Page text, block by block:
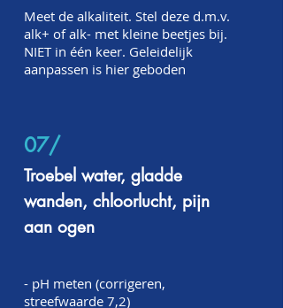
Meet de alkaliteit. Stel deze d.m.v.
alk+ of alk- met kleine beetjes bij.
NIET in één keer. Geleidelijk
aanpassen is hier geboden
07/
Troebel water, gladde
wanden, chloorlucht, pijn
aan ogen
- pH meten (corrigeren,
streefwaarde 7,2)